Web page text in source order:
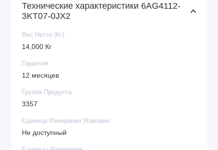
Технические характеристики 6AG4112-
3KT07-0JX2
Вес Нетто (Кг)
14,000 Кг
Гарантия
12 месяцев
Группа Продукта
3357
Единица Измерения Упаковки
Не доступный